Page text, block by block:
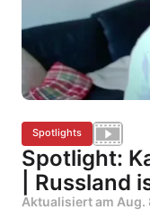
Spotlights
Spotlight:
| Russland
Aktualisiert am Aug.